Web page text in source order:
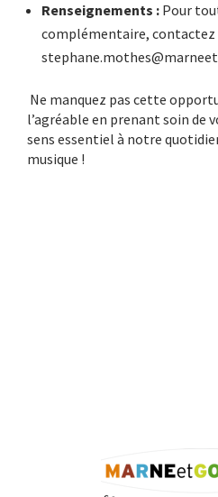
Renseignements : Pour
complémentaire, contactez
Ne manquez pas cette
l’agréable en prenant soin de
sens essentiel à notre
musique !